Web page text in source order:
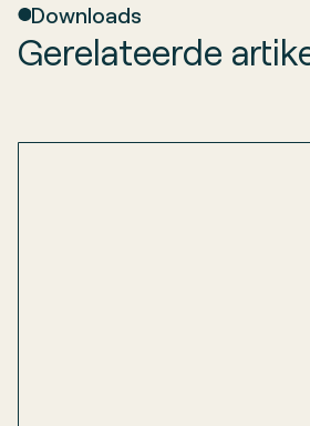
Downloads
Gerelateerde